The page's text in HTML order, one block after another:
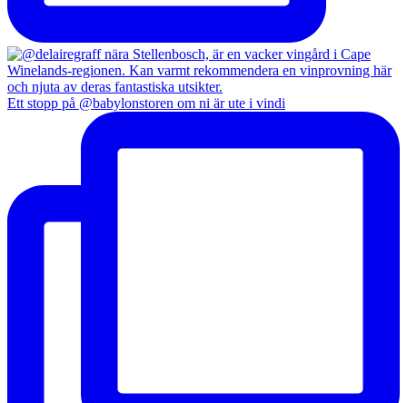
Ett stopp på @babylonstoren om ni är ute i vindi